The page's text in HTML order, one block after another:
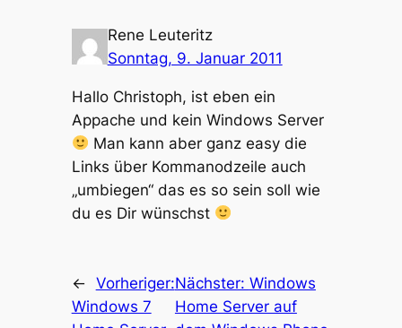
Rene Leuteritz
Sonntag, 9. Januar 2011
Hallo Christoph, ist eben ein
Appache und kein Windows Server
Man kann aber ganz easy die
Links über Kommanodzeile auch
„umbiegen“ das es so sein soll wie
du es Dir wünschst
← Vorheriger:
Windows 7
Nächster: Windows
Home Server auf